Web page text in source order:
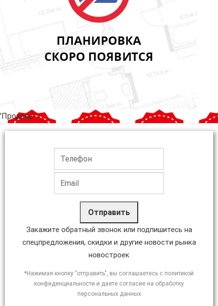
'Продана'
Отправить
Закажите обратный звонок или подпишитесь на
спецпредложения, скидки и другие новости рынка
новостроек
*Нажимая кнопку "отправить", вы соглашаетесь с политикой
конфиденциальности и даете согласие на обработку
персональных данных